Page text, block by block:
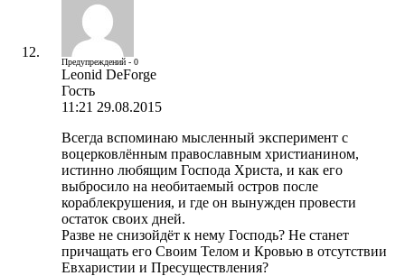
Предупреждений - 0
Leonid DeForge
Гость
11:21 29.08.2015
Всегда вспоминаю мысленный эксперимент с
воцерковлённым православным христианином,
истинно любящим Господа Христа, и как его
выбросило на необитаемый остров после
кораблекрушения, и где он вынужден провести
остаток своих дней.
Разве не снизойдёт к нему Господь? Не станет
причащать его Своим Телом и Кровью в отсутствии
Евхаристии и Пресуществления?